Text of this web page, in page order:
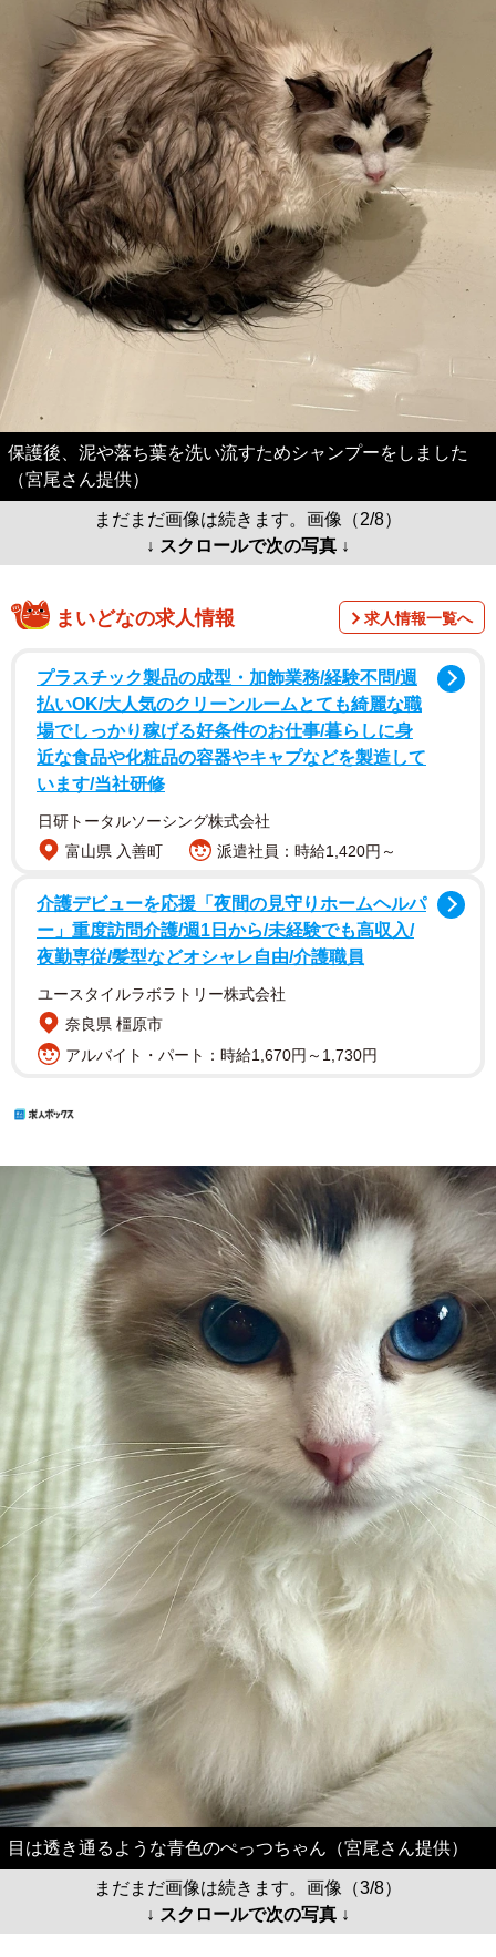
保護後、泥や落ち葉を洗い流すためシャンプーをしました
（宮尾さん提供）
まだまだ画像は続きます。画像（2/8）
↓ スクロールで次の写真 ↓
まいどなの求人情報 求人情報一覧へ
プラスチック製品の成型・加飾業務/経験不問/週
払いOK/大人気のクリーンルームとても綺麗な職
場でしっかり稼げる好条件のお仕事/暮らしに身
近な食品や化粧品の容器やキャプなどを製造して
います/当社研修
日研トータルソーシング株式会社
富山県 入善町
派遣社員：時給1,420円～
介護デビューを応援「夜間の見守りホームヘルパ
ー」重度訪問介護/週1日から/未経験でも高収入/
夜勤専従/髪型などオシャレ自由/介護職員
ユースタイルラボラトリー株式会社
奈良県 橿原市
アルバイト・パート：時給1,670円～1,730円
目は透き通るような青色のぺっつちゃん（宮尾さん提供）
まだまだ画像は続きます。画像（3/8）
↓ スクロールで次の写真 ↓